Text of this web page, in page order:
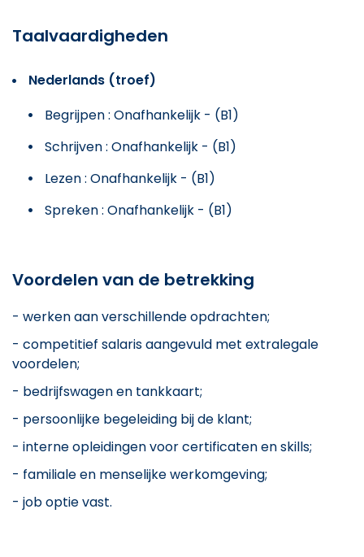
Taalvaardigheden
Nederlands (troef)
Begrijpen : Onafhankelijk - (B1)
Schrijven : Onafhankelijk - (B1)
Lezen : Onafhankelijk - (B1)
Spreken : Onafhankelijk - (B1)
Voordelen van de betrekking
- werken aan verschillende opdrachten;
- competitief salaris aangevuld met extralegale
voordelen;
- bedrijfswagen en tankkaart;
- persoonlijke begeleiding bij de klant;
- interne opleidingen voor certificaten en skills;
- familiale en menselijke werkomgeving;
- job optie vast.